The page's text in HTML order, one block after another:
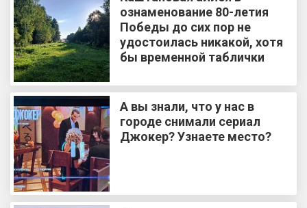
ознаменование 80-летия
Победы до сих пор не
удостоилась никакой, хотя
бы временной таблички
А вы знали, что у нас в
городе снимали сериал
Джокер? Узнаете место?